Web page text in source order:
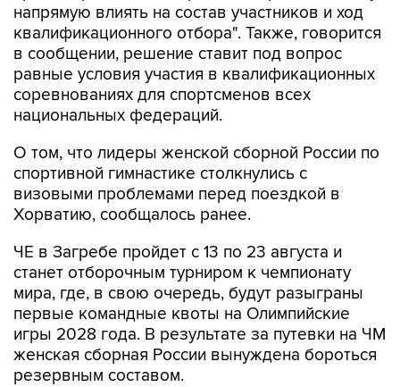
напрямую влиять на состав участников и ход
квалификационного отбора". Также, говорится
в сообщении, решение ставит под вопрос
равные условия участия в квалификационных
соревнованиях для спортсменов всех
национальных федераций.
О том, что лидеры женской сборной России по
спортивной гимнастике столкнулись с
визовыми проблемами перед поездкой в
Хорватию, сообщалось ранее.
ЧЕ в Загребе пройдет с 13 по 23 августа и
станет отборочным турниром к чемпионату
мира, где, в свою очередь, будут разыграны
первые командные квоты на Олимпийские
игры 2028 года. В результате за путевки на ЧМ
женская сборная России вынуждена бороться
резервным составом.